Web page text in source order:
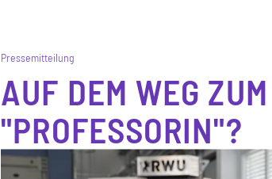
Pressemitteilung
AUF DEM WEG
"PROFESSORIN"?